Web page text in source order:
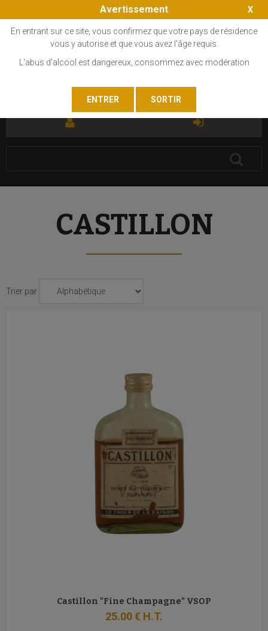
CASTILLON
Trier par
Castillon "Fine Champagne" VSOP
25.00€ H.T.
Avertissement
En entrant sur ce site, vous confirmez que votre pays de résidence
vous y autorise et que vous avez l'âge requis.
L'abus d'alcool est dangereux, consommez avec modération